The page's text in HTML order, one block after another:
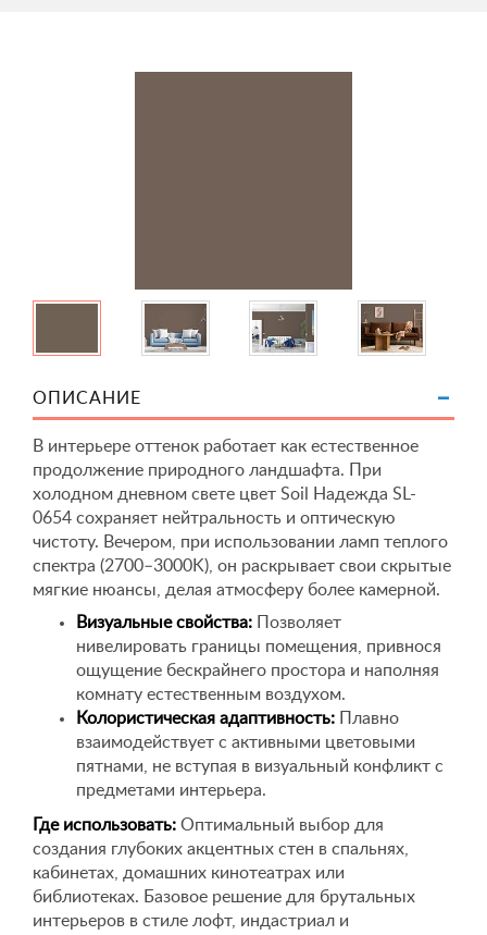
ОПИСАНИЕ
В интерьере оттенок работает как естественное
продолжение природного ландшафта. При
холодном дневном свете цвет Soil Надежда SL-
0654 сохраняет нейтральность и оптическую
чистоту. Вечером, при использовании ламп теплого
спектра (2700–3000K), он раскрывает свои скрытые
мягкие нюансы, делая атмосферу более камерной.
Визуальные свойства: Позволяет
нивелировать границы помещения, привнося
ощущение бескрайнего простора и наполняя
комнату естественным воздухом.
Колористическая адаптивность: Плавно
взаимодействует с активными цветовыми
пятнами, не вступая в визуальный конфликт с
предметами интерьера.
Где использовать: Оптимальный выбор для
создания глубоких акцентных стен в спальнях,
кабинетах, домашних кинотеатрах или
библиотеках. Базовое решение для брутальных
интерьеров в стиле лофт, индастриал и